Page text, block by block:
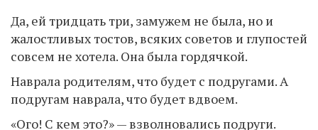
Да, ей тридцать три, замужем не была, но и
жалостливых тостов, всяких советов и глупостей
совсем не хотела. Она была гордячкой.
Наврала родителям, что будет с подругами. А
подругам наврала, что будет вдвоем.
«Ого! С кем это?» — взволновались подруги.